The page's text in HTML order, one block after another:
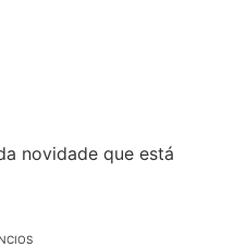
novidade que está